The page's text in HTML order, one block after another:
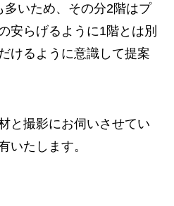
いため、その分2階はプ
安らげるように1階とは別
けるように意識して提案
と撮影にお伺いさせてい
いたします。